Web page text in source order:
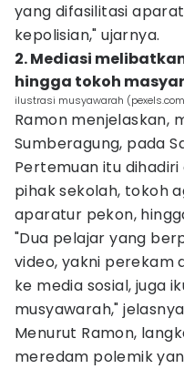
yang difasilitasi
kepolisian," ujarnya.
2. Mediasi
hingga tokoh
ilustrasi musyawarah
Ramon menjelaskan,
Sumberagung, pada
Pertemuan itu
pihak sekolah, tokoh
aparatur pekon,
"Dua pelajar yang
video, yakni perekam
ke media sosial, juga
musyawarah,"
Menurut Ramon,
meredam polemik